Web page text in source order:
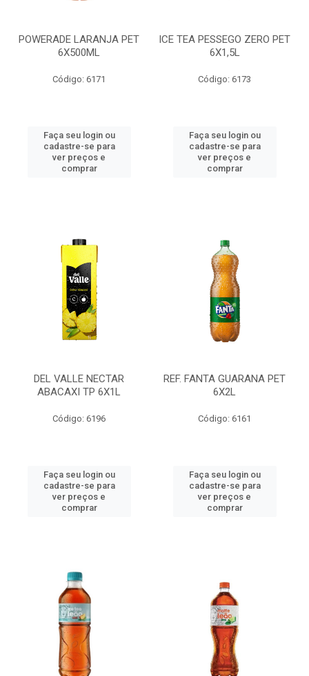
POWERADE LARANJA PET
6X500ML
Código: 6171
Faça seu login ou
cadastre-se para
ver preços e
comprar
ICE TEA PESSEGO ZERO PET
6X1,5L
Código: 6173
Faça seu login ou
cadastre-se para
ver preços e
comprar
DEL VALLE NECTAR
ABACAXI TP 6X1L
Código: 6196
Faça seu login ou
cadastre-se para
ver preços e
comprar
REF. FANTA GUARANA PET
6X2L
Código: 6161
Faça seu login ou
cadastre-se para
ver preços e
comprar